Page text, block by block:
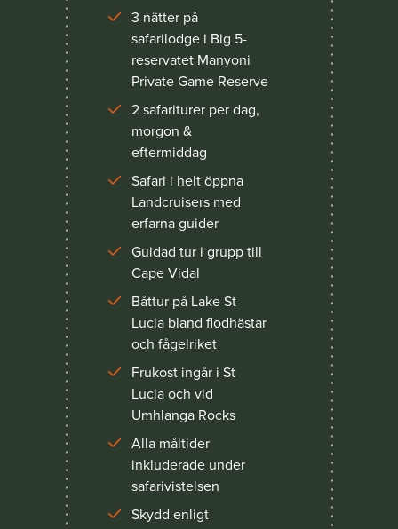
3 nätter på
safarilodge i Big 5-
reservatet Manyoni
Private Game Reserve
2 safariturer per dag,
morgon &
eftermiddag
Safari i helt öppna
Landcruisers med
erfarna guider
Guidad tur i grupp till
Cape Vidal
Båttur på Lake St
Lucia bland flodhästar
och fågelriket
Frukost ingår i St
Lucia och vid
Umhlanga Rocks
Alla måltider
inkluderade under
safarivistelsen
Skydd enligt